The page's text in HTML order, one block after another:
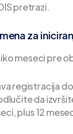
pretrazi.
za
meseci pre
registracija
da
plus 12